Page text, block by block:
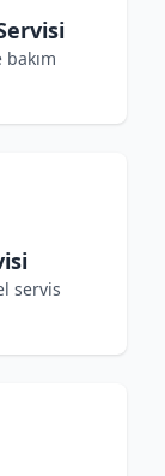
servis